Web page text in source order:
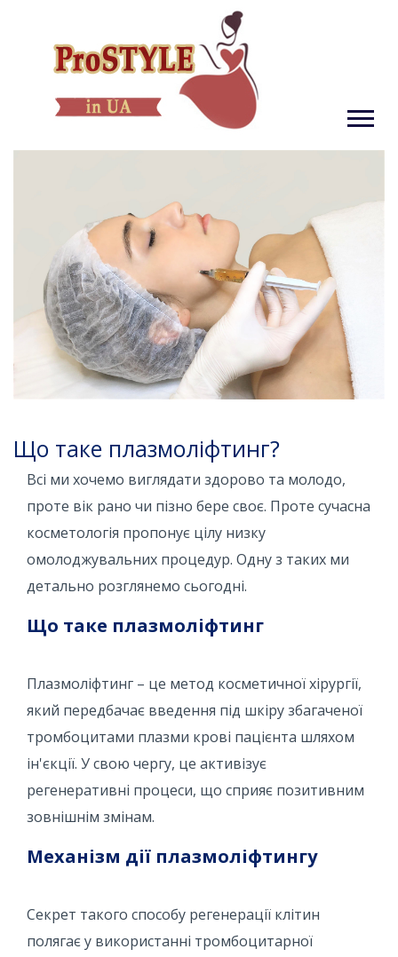
Що таке плазмоліфтинг?
Всі ми хочемо виглядати здорово та молодо,
проте вік рано чи пізно бере своє. Проте сучасна
косметологія пропонує цілу низку
омолоджувальних процедур. Одну з таких ми
детально розглянемо сьогодні.
Що таке плазмоліфтинг
Плазмоліфтинг – це метод косметичної хірургії,
який передбачає введення під шкіру збагаченої
тромбоцитами плазми крові пацієнта шляхом
ін'єкції. У свою чергу, це активізує
регенеративні процеси, що сприяє позитивним
зовнішнім змінам.
Механізм дії плазмоліфтингу
Секрет такого способу регенерації клітин
полягає у використанні тромбоцитарної